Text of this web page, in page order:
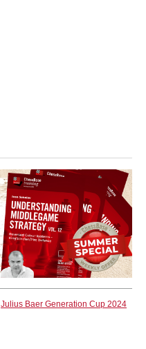
Julius Baer Generation Cup 2024